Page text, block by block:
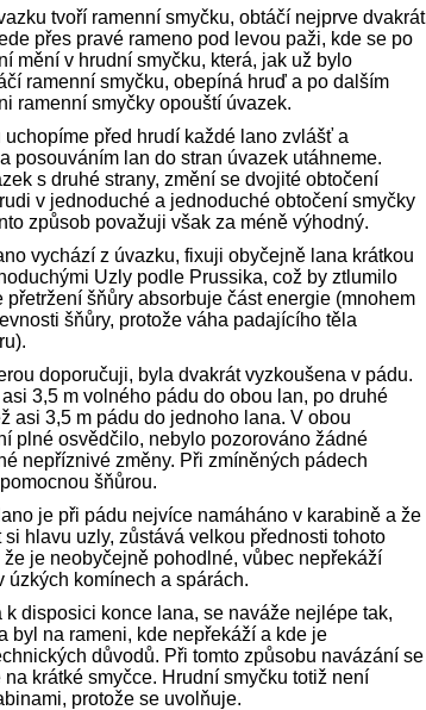
tvoří ramenní smyčku, obtáčí nejprve dvakrát
přes pravé rameno pod levou paži, kde se po
mění v hrudní smyčku, která, jak už bylo
ramenní smyčku, obepíná hruď a po dalším
ramenní smyčky opouští úvazek.
uchopíme před hrudí každé lano zvlášť a
posouváním lan do stran úvazek utáhneme.
s druhé strany, změní se dvojité obtočení
v jednoduché a jednoduché obtočení smyčky
způsob považuji však za méně výhodný.
vychází z úvazku, fixuji obyčejně lana krátkou
Uzly podle Prussika, což by ztlumilo
přetržení šňůry absorbuje část energie (mnohem
šňůry, protože váha padajícího těla
doporučuji, byla dvakrát vyzkoušena v pádu.
3,5 m volného pádu do obou lan, po druhé
asi 3,5 m pádu do jednoho lana. V obou
plné osvědčilo, nebylo pozorováno žádné
nepříznivé změny. Při zmíněných pádech
šňůrou.
je při pádu nejvíce namáháno v karabině a že
hlavu uzly, zůstává velkou přednosti tohoto
je neobyčejně pohodlné, vůbec nepřekáží
úzkých komínech a spárách.
k disposici konce lana, se naváže nejlépe tak,
byl na rameni, kde nepřekáží a kde je
důvodů. Při tomto způsobu navázání se
krátké smyčce. Hrudní smyčku totiž není
protože se uvolňuje.